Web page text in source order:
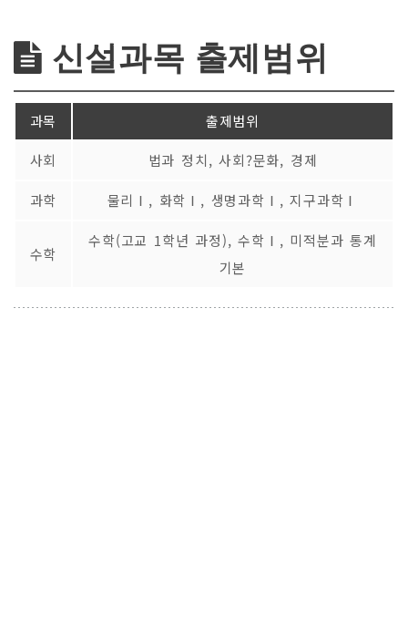
신설과목 출제범위
과목 출제범위
사회 법과 정치, 사회?문화, 경제
과학 물리Ⅰ, 화학Ⅰ, 생명과학Ⅰ, 지구과학Ⅰ
수학
수학(고교 1학년 과정), 수학Ⅰ, 미적분과 통계
기본